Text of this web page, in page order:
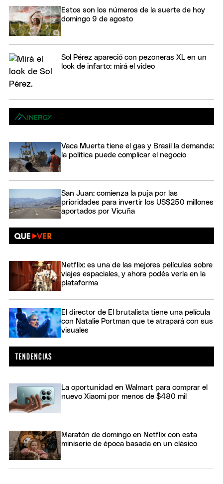
Estos son los números de la suerte de hoy
domingo 9 de agosto
Sol Pérez apareció con pezoneras XL en un
look de infarto: mirá el video
Vaca Muerta tiene el gas y Brasil la demanda:
la política puede complicar el negocio
San Juan: comienza la puja por las
prioridades para invertir los US$250 millones
aportados por Vicuña
Netflix: es una de las mejores películas sobre
viajes espaciales, y ahora podés verla en la
plataforma
El director de El brutalista tiene una película
con Natalie Portman que te atrapará con sus
visuales
La oportunidad en Walmart para comprar el
nuevo Xiaomi por menos de $480 mil
Maratón de domingo en Netflix con esta
miniserie de época basada en un clásico